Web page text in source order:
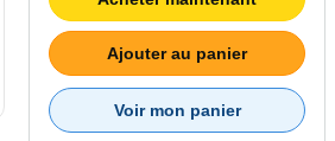
Ajouter au panier
Voir mon panier